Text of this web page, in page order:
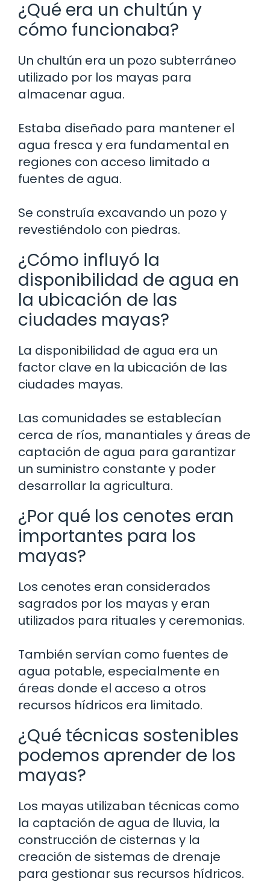
¿Qué era un chultún y
cómo funcionaba?
Un chultún era un pozo subterráneo
utilizado por los mayas para
almacenar agua.
Estaba diseñado para mantener el
agua fresca y era fundamental en
regiones con acceso limitado a
fuentes de agua.
Se construía excavando un pozo y
revestiéndolo con piedras.
¿Cómo influyó la
disponibilidad de agua en
la ubicación de las
ciudades mayas?
La disponibilidad de agua era un
factor clave en la ubicación de las
ciudades mayas.
Las comunidades se establecían
cerca de ríos, manantiales y áreas de
captación de agua para garantizar
un suministro constante y poder
desarrollar la agricultura.
¿Por qué los cenotes eran
importantes para los
mayas?
Los cenotes eran considerados
sagrados por los mayas y eran
utilizados para rituales y ceremonias.
También servían como fuentes de
agua potable, especialmente en
áreas donde el acceso a otros
recursos hídricos era limitado.
¿Qué técnicas sostenibles
podemos aprender de los
mayas?
Los mayas utilizaban técnicas como
la captación de agua de lluvia, la
construcción de cisternas y la
creación de sistemas de drenaje
para gestionar sus recursos hídricos.